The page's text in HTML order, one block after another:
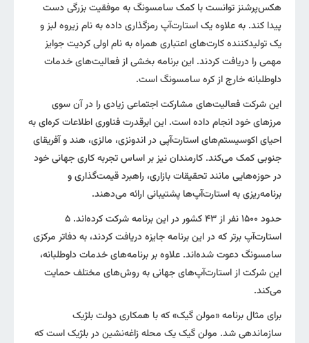
هکس‌پرشنز توانست با کمک سامسونگ به موفقیت بزرگی دست
پیدا کند. به علاوه یک استارت‌آپ رمزگذاری داده به نام زیروه لبز و
یک تولیدکننده کارت‌های اعتباری همراه به نام اولی کردیت جوایز
مهمی را دریافت کردند. این برنامه بخشی از فعالیت‌های خدمات
داوطلبانه خارج از کره سامسونگ است.
این شرکت فعالیت‌های مشارکت اجتماعی زیادی را در آن سوی
مرزهای خود انجام داده است. این ابرقدرت فناوری اطلاعات کره‌ای به
احیای اکوسیستم‌های استارت‌آپی در اندونزی، مالزی، هند و آفریقای
جنوبی کمک می‌کند. کارمندان نیز بر اساس تجربه کاری جهانی خود
در حوزه‌هایی مانند تحقیقات بازاری، راهبرد قیمت‌گذاری و
برنامه‌ریزی به استارت‌آپ‌ها پشتیبانی ارائه می‌دهند.
حدود ۱۵۰۰ نفر از ۴۳ کشور در این برنامه شرکت کرده‌اند. ۵
استارت‌آپ برتر که در این برنامه جایزه دریافت کردند، به دفاتر مرکزی
سامسونگ دعوت شده‌اند. علاوه بر برنامه‌های خدمات داوطلبانه،
این شرکت از استارت‌آپ‌های جهانی به روش‌های مختلف حمایت
می‌کند.
برای مثال برنامه «مولن گیک» که با همکاری دولت بلژیک
سازماندهی شد. مولن گیک یک محله زاغه‌نشین در بلژیک است که